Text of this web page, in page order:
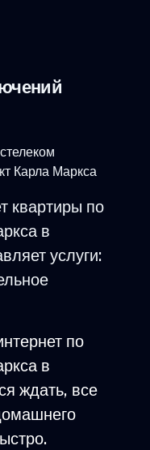
Карла Маркса
квартиры по
в
услуги:
по
в
ждать, все